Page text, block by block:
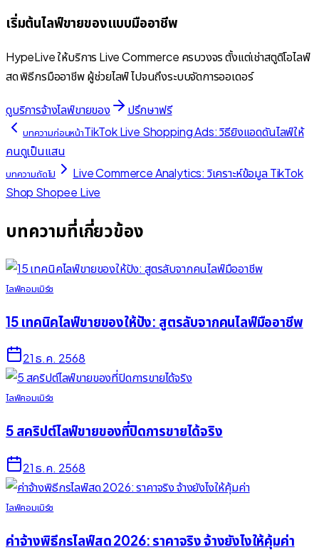
เริ่มต้นไลฟ์ขายของแบบมืออาชีพ
HypeLive ให้บริการ Live Commerce ครบวงจร ตั้งแต่เช่าสตูดิโอไลฟ์
สด พิธีกรมืออาชีพ ผู้ช่วยไลฟ์ ไปจนถึงระบบจัดการออเดอร์
ดูบริการจ้างไลฟ์ขายของ ปรึกษาฟรี
บทความก่อนหน้าTikTok Live Shopping Ads: วิธียิงแอดดันไลฟ์ให้
คนดูเป็นแสน
บทความถัดไป
Live Commerce Analytics: วิเคราะห์ข้อมูล TikTok
Shop Shopee Live
บทความที่เกี่ยวข้อง
ไลฟ์คอมเมิร์ซ
15 เทคนิคไลฟ์ขายของให้ปัง: สูตรลับจากคนไลฟ์มืออาชีพ
21 ธ.ค. 2568
ไลฟ์คอมเมิร์ซ
5 สคริปต์ไลฟ์ขายของที่ปิดการขายได้จริง
21 ธ.ค. 2568
ไลฟ์คอมเมิร์ซ
ค่าจ้างพิธีกรไลฟ์สด 2026: ราคาจริง จ้างยังไงให้คุ้มค่า